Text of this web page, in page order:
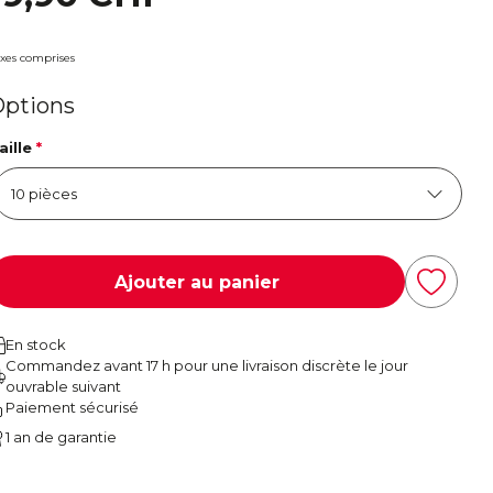
comprises
*
Ajouter au panier
En stock
Commandez avant 17 h pour une livraison discrète le jour
ouvrable suivant
Paiement sécurisé
1 an de garantie